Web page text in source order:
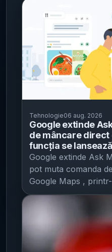
Tehnologie06 aug. 2026
Google extinde
de mâncare direct
funcția se
și Toast, iar Uber
Google extinde Ask
pot muta comanda
Google Maps ,
(capabil să execute
utilizatorului) și prin
de plăți și comenzi,
Miza operațională
rămâne doar un